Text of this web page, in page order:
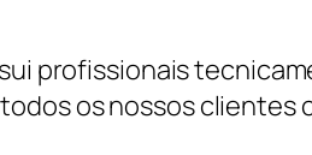
profissionais
os nossos clientes